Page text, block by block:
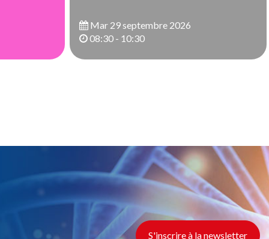
Mar 29 septembre 2026
08:30 - 10:30
S'inscrire à la newsletter